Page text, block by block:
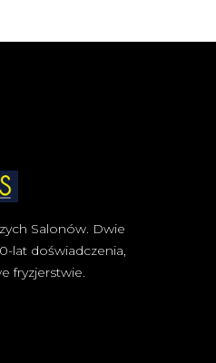
Salonów. Dwie
lat doświadczenia,
fryzjerstwie.